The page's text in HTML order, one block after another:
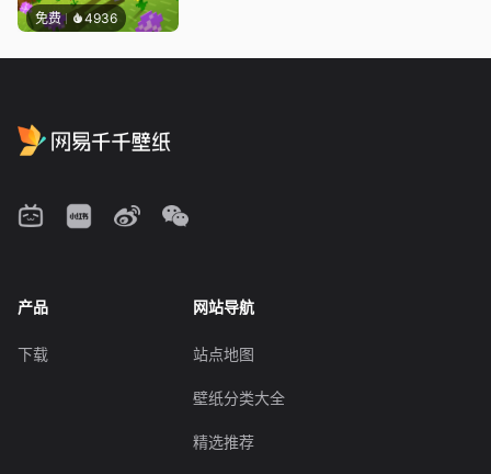
免费 4936
产品
下载
网站导航
站点地图
壁纸分类大全
精选推荐